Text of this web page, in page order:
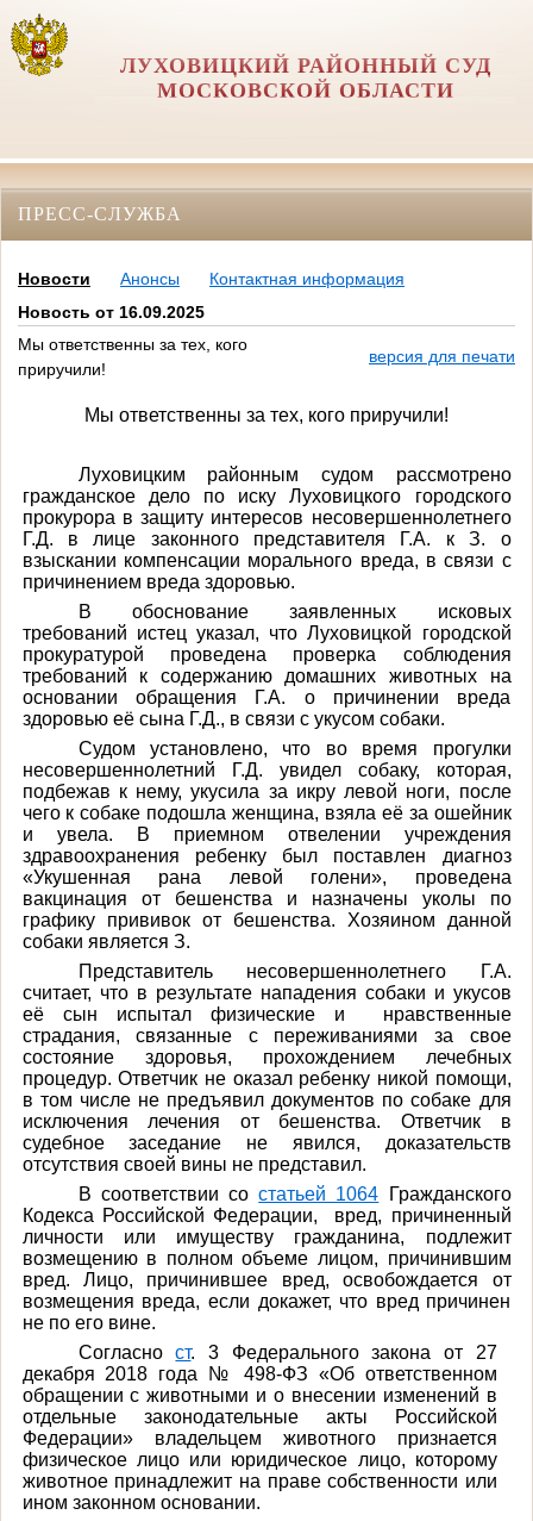
ЛУХОВИЦКИЙ РАЙОННЫЙ СУД
МОСКОВСКОЙ ОБЛАСТИ
ПРЕСС-СЛУЖБА
Новости Анонсы
Контактная информация
Новость от 16.09.2025
Мы ответственны за тех, кого
приручили!
версия для печати
Мы ответственны за тех, кого приручили!
Луховицким районным судом рассмотрено
гражданское дело по иску Луховицкого городского
прокурора в защиту интересов несовершеннолетнего
Г.Д. в лице законного представителя Г.А. к З. о
взыскании компенсации морального вреда, в связи с
причинением вреда здоровью.
В обоснование заявленных исковых
требований истец указал, что Луховицкой городской
прокуратурой проведена проверка соблюдения
требований к содержанию домашних животных на
основании обращения Г.А. о причинении вреда
здоровью её сына Г.Д., в связи с укусом собаки.
Судом установлено, что во время прогулки
несовершеннолетний Г.Д. увидел собаку, которая,
подбежав к нему, укусила за икру левой ноги, после
чего к собаке подошла женщина, взяла её за ошейник
и увела. В приемном отвелении учреждения
здравоохранения ребенку был поставлен диагноз
«Укушенная рана левой голени», проведена
вакцинация от бешенства и назначены уколы по
графику прививок от бешенства. Хозяином данной
собаки является З.
Представитель несовершеннолетнего Г.А.
считает, что в результате нападения собаки и укусов
её сын испытал физические и нравственные
страдания, связанные с переживаниями за свое
состояние здоровья, прохождением лечебных
процедур. Ответчик не оказал ребенку никой помощи,
в том числе не предъявил документов по собаке для
исключения лечения от бешенства. Ответчик в
судебное заседание не явился, доказательств
отсутствия своей вины не представил.
В соответствии состатьей 1064 Гражданского
Кодекса Российской Федерации, вред, причиненный
личности или имуществу гражданина, подлежит
возмещению в полном объеме лицом, причинившим
вред. Лицо, причинившее вред, освобождается от
возмещения вреда, если докажет, что вред причинен
не по его вине.
Согласност. 3 Федерального закона от 27
декабря 2018 года № 498-ФЗ «Об ответственном
обращении с животными и о внесении изменений в
отдельные законодательные акты Российской
Федерации» владельцем животного признается
физическое лицо или юридическое лицо, которому
животное принадлежит на праве собственности или
ином законном основании.